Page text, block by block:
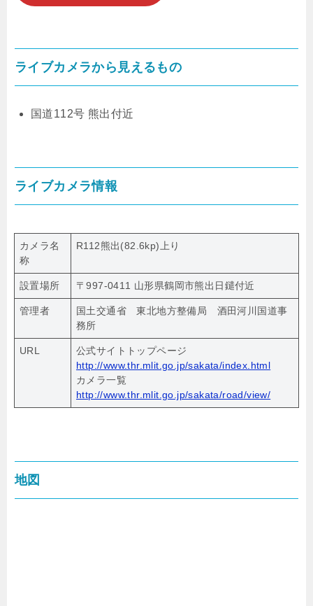
ライブカメラから見えるもの
国道112号 熊出付近
ライブカメラ情報
カメラ名
称
R112熊出(82.6kp)上り
設置場所 〒997-0411 山形県鶴岡市熊出日鑓付近
管理者
国土交通省 東北地方整備局 酒田河川国道事
務所
URL
公式サイトトップページ
http://www.thr.mlit.go.jp/sakata/index.html
カメラ一覧
http://www.thr.mlit.go.jp/sakata/road/view/
地図